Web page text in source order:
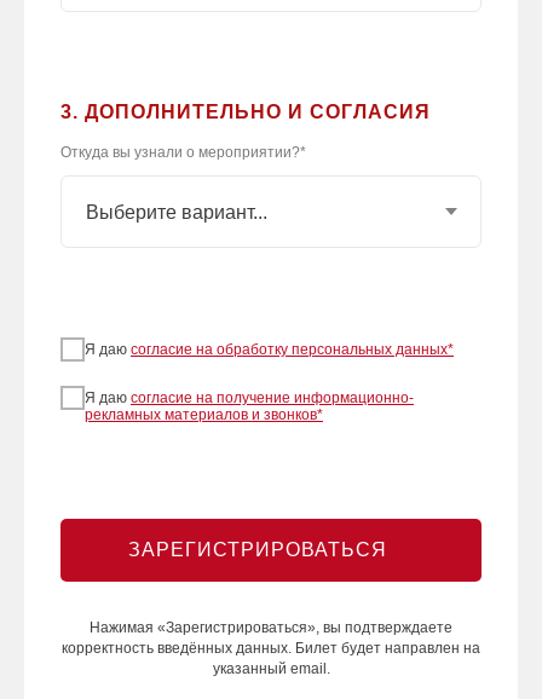
3. ДОПОЛНИТЕЛЬНО И СОГЛАСИЯ
Откуда вы узнали о мероприятии?*
Я даю согласие на обработку персональных данных*
Я даю согласие на получение информационно-
рекламных материалов и звонков*
ЗАРЕГИСТРИРОВАТЬСЯ
Нажимая «Зарегистрироваться», вы подтверждаете
корректность введённых данных. Билет будет направлен на
указанный email.